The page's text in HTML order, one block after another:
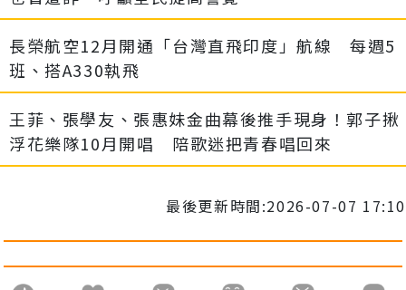
長榮航空12月開通「台灣直飛印度」航線 每週5
班、搭A330執飛
王菲、張學友、張惠妹金曲幕後推手現身！郭子揪
浮花樂隊10月開唱 陪歌迷把青春唱回來
最後更新時間:2026-07-07 17:10